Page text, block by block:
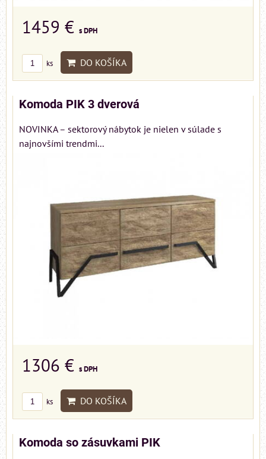
1459 € s DPH
ks DO KOŠÍKA
Komoda PIK 3 dverová
NOVINKA – sektorový nábytok je nielen v súlade s
najnovšími trendmi...
1306 € s DPH
ks DO KOŠÍKA
Komoda so zásuvkami PIK